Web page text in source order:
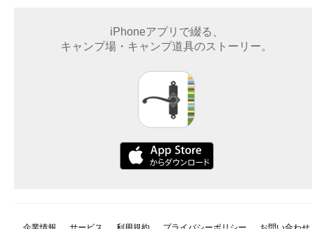
iPhoneアプリで綴る、
キャンプ場・キャンプ道具のストーリー。
企業情報 サービス 利用規約 プライバシーポリシー お問い合わせ